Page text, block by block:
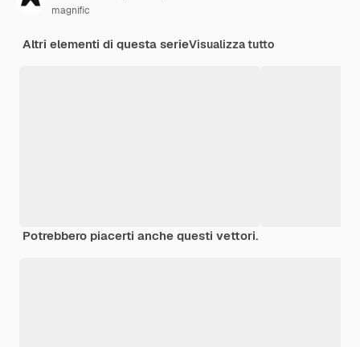
magnific
Altri elementi di questa serieVisualizza tutto
Potrebbero piacerti anche questi vettori.